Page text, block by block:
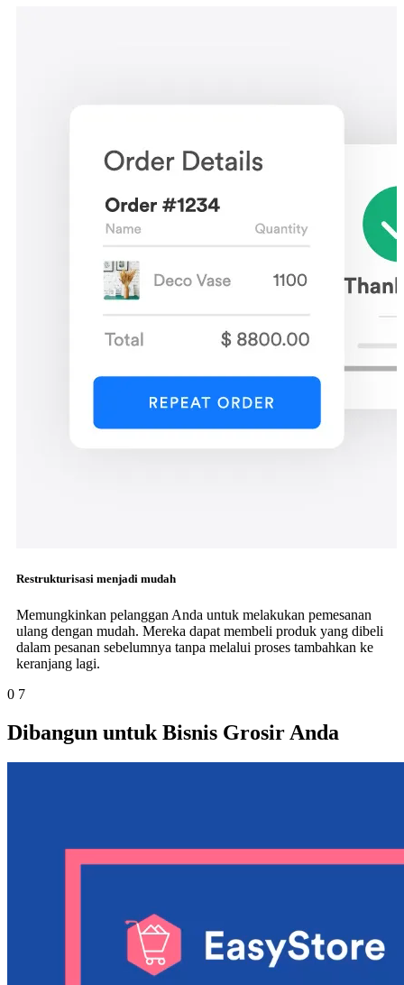
Restrukturisasi menjadi mudah
Memungkinkan pelanggan Anda untuk melakukan pemesanan
ulang dengan mudah. Mereka dapat membeli produk yang dibeli
dalam pesanan sebelumnya tanpa melalui proses tambahkan ke
keranjang lagi.
0 7
Dibangun untuk Bisnis Grosir Anda